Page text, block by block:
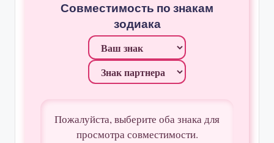
Совместимость по знакам
зодиака
Пожалуйста, выберите оба знака для
просмотра совместимости.